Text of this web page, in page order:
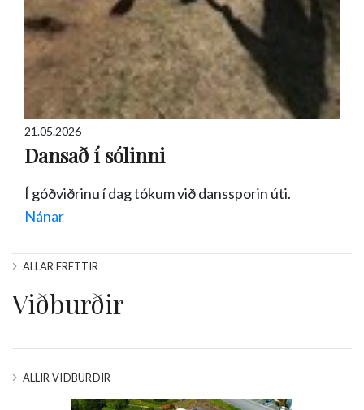
21.05.2026
Dansað í sólinni
Í góðviðrinu í dag tókum við danssporin úti.
Nánar
ALLAR FRÉTTIR
Viðburðir
ALLIR VIÐBURÐIR